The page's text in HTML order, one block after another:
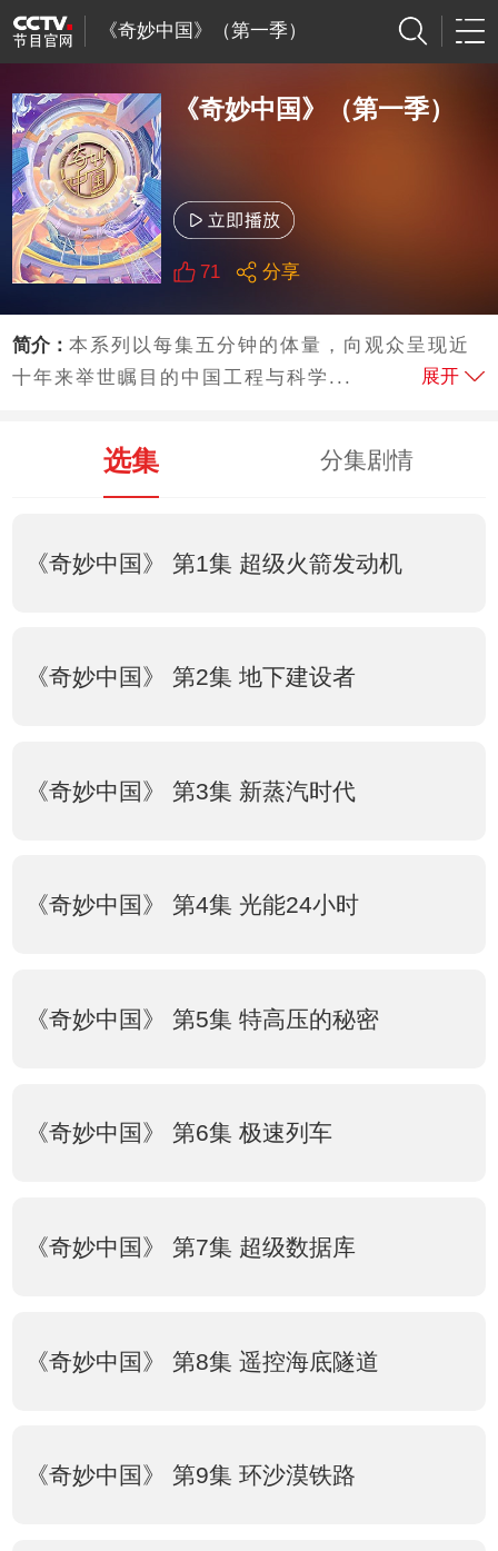
《奇妙中国》（第一季）
《奇妙中国》（第一季）
71 分享
简介：本系列以每集五分钟的体量，向观众呈现近
十年来举世瞩目的中国工程与科学...
展开
选集 分集剧情
《奇妙中国》 第1集 超级火箭发动机
《奇妙中国》 第2集 地下建设者
《奇妙中国》 第3集 新蒸汽时代
《奇妙中国》 第4集 光能24小时
《奇妙中国》 第5集 特高压的秘密
《奇妙中国》 第6集 极速列车
《奇妙中国》 第7集 超级数据库
《奇妙中国》 第8集 遥控海底隧道
《奇妙中国》 第9集 环沙漠铁路